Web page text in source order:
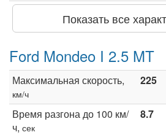
Показать все
Ford Mondeo I 2.5 MT
Максимальная скорость,
км/ч
225
Время разгона до 100 км/
ч, сек
8.7